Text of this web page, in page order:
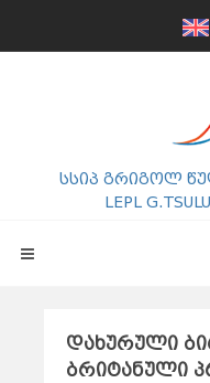
სსიპ გრიგოლ
LEPL
დახურული
ბრიტანული